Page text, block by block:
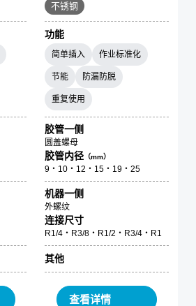
不锈钢
功能
简单插入 作业标准化
节能 防漏防脱
重复使用
胶管一侧
圆盖螺母
胶管内径 （mm）
9・10・12・15・19・25
机器一侧
外螺纹
连接尺寸
R1/4・R3/8・R1/2・R3/4・R1
其他
查看详情